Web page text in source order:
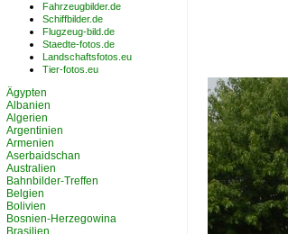
Fahrzeugbilder.de
Schiffbilder.de
Flugzeug-bild.de
Staedte-fotos.de
Landschaftsfotos.eu
Tier-fotos.eu
Ägypten
Albanien
Algerien
Argentinien
Armenien
Aserbaidschan
Australien
Bahnbilder-Treffen
Belgien
Bolivien
Bosnien-Herzegowina
Brasilien